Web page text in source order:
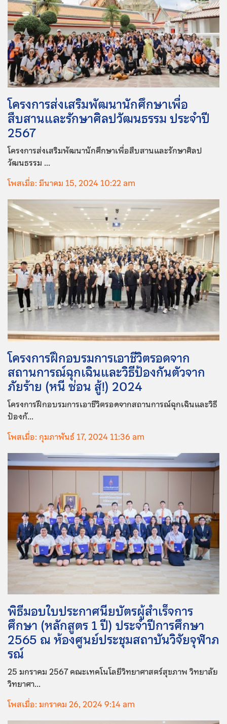
โครงการส่งเสริมพัฒนานักศึกษาเพื่อ
สืบสานและรักษาศิลปวัฒนธรรม ประจำปี
2567
โครงการส่งเสริมพัฒนานักศึกษาเพื่อสืบสานและรักษาศิลป
วัฒนธรรม ...
โพสเมื่อ: มีนาคม 15, 2024 10:22 am
โครงการฝึกอบรมการเอาชีวิตรอดจาก
สถานการณ์ฉุกเฉินและวิธีป้องกันตัวจาก
ภัยร้าย (หนี ซ่อน สู้!) 2024
โครงการฝึกอบรมการเอาชีวิตรอดจากสถานการณ์ฉุกเฉินและวิธี
ป้องกั...
โพสเมื่อ: กุมภาพันธ์ 17, 2024 11:36 am
พิธีมอบใบประกาศนียบัตรผู้สำเร็จการ
ศึกษา (หลักสูตร 1 ปี) ประจำปีการศึกษา
2565 ณ ห้องศูนย์ประชุมสถาบันวิจัยจุฬาภ
รณ์
25 มกราคม 2567 คณะเทคโนโลยีวิทยาศาสตร์สุขภาพ วิทยาลัย
วิทยาศา...
โพสเมื่อ: มกราคม 26, 2024 9:14 am